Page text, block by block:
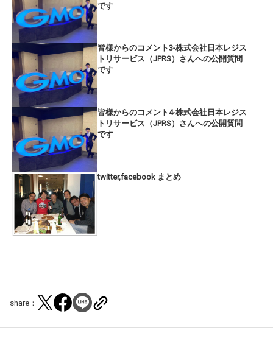
です
皆様からのコメント3-株式会社日本レジス
トリサービス（JPRS）さんへの公開質問
です
皆様からのコメント4-株式会社日本レジス
トリサービス（JPRS）さんへの公開質問
です
twitter,facebook まとめ
share：